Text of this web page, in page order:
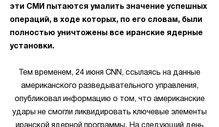
эти СМИ пытаются умалить значение успешных
операций, в ходе которых, по его словам, были
полностью уничтожены все иранские ядерные
установки.
Тем временем, 24 июня CNN, ссылаясь на данные
американского разведывательного управления,
опубликовал информацию о том, что американские
удары не смогли ликвидировать ключевые элементы
иранской ядерной программы. На следующий день